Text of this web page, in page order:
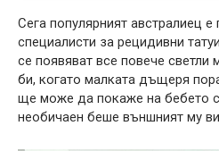
Сега популярният австралиец
специалисти за рецидивни
се появяват все повече
би, когато малката дъщеря
ще може да покаже на бебето
необичаен беше външният му